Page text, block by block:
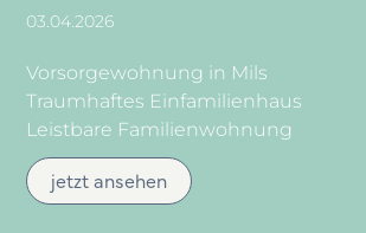
03.04.2026
Vorsorgewohnung in Mils
Traumhaftes Einfamilienhaus
Leistbare Familienwohnung
jetzt ansehen